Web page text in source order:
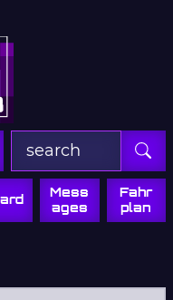
Mess
ages
Fahr
plan